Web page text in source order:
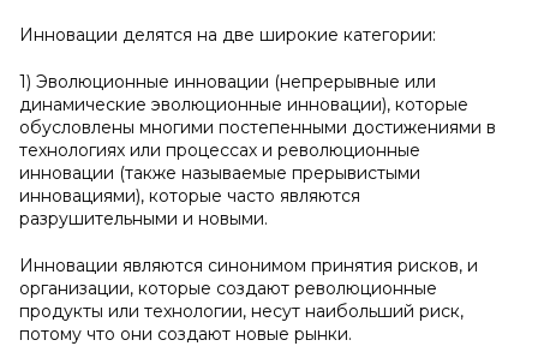
Инновации делятся на две широкие категории:
1) Эволюционные инновации (непрерывные или
динамические эволюционные инновации), которые
обусловлены многими постепенными достижениями в
технологиях или процессах и революционные
инновации (также называемые прерывистыми
инновациями), которые часто являются
разрушительными и новыми.
Инновации являются синонимом принятия рисков, и
организации, которые создают революционные
продукты или технологии, несут наибольший риск,
потому что они создают новые рынки.